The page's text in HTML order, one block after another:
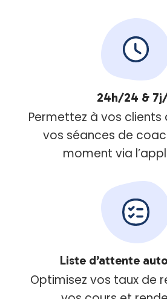
24h/24 &
Permettez à vos clients
vos séances de
moment via
Liste d’attente
Optimisez vos taux de